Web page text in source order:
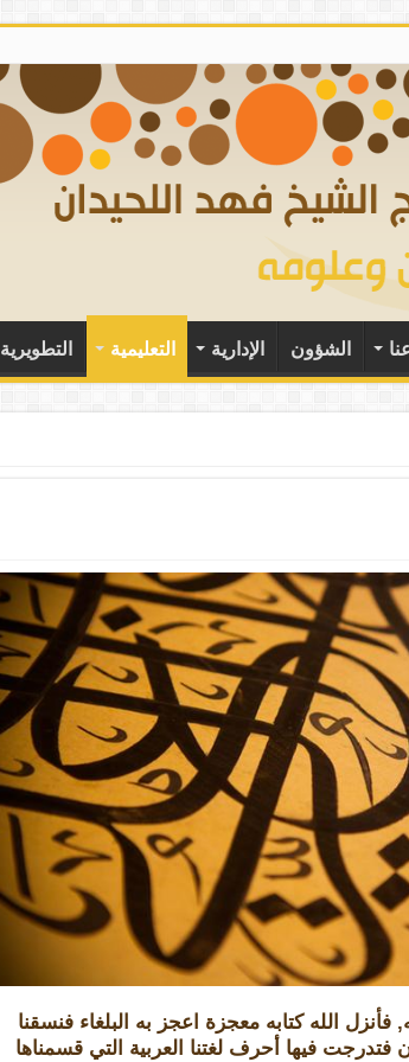
الشؤون الإدارية التعليمية التطويرية
الله كتابه معجزة اعجز به البلغاء فنسقنا
فتدرجت فيها أحرف لغتنا العربية التي قسمناها